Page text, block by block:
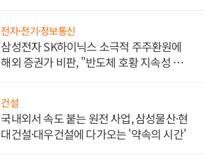
전자·전기·정보통신
삼성전자 SK하이닉스 소극적 주주환원에
해외 증권가 비판, "반도체 호황 지속성 의
건설
국내외서 속도 붙는 원전 사업, 삼성물산·현
대건설·대우건설에 다가오는 '약속의 시간'